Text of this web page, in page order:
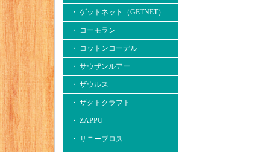
・ ゲットネット（GETNET）
・ コーモラン
・ コットンコーデル
・ サウザンルアー
・ ザウルス
・ ザクトクラフト
・ ZAPPU
・ サニーブロス